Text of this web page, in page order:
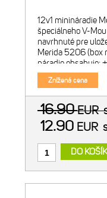
12v1 minináradie
špeciálneho V-
navrhnuté pre
Merida 5206 (box
náradie obsahuje:
2/2.5/3-8 mm +
torxové kľúče
Znížená cena
16.90EUR
12.90 EUR
DO